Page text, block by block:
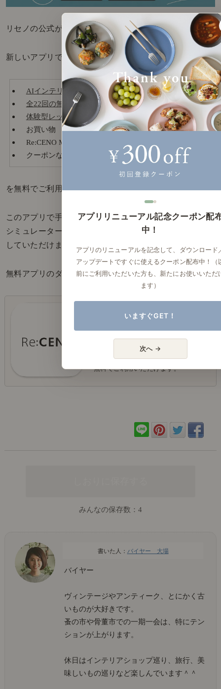
リセノの公式がアプリが新しくなりました！
新しいアプリでは、
AIインテリアシミュレーター（無料）
全22回の無料インテリアレッスン動画（無料）
体験型レッスン
の予約
お買い物
Re:CENO Mag
クーポンなどお得な情報
を無料でご利用いただけます。
このアプリで手軽にインテリアを学んだり、
シミュレーターでお部屋イメージを確かめたり
していただけます。
無料アプリのダウンロードは、以下から
無料でご利用いただけます。
みんなの保存数： 4
バイヤー 大場
バイヤー
ヴィンテージやアンティーク、とにかく古
いものが大好きです。
蚤の市や骨董市での一期一会は、特にテン
ションが上がります。
休日はインテリアショップ巡り、旅行、美
味しいもの巡りなど楽しんでいます＾＾
アプリリニューアル記念クーポン配
中！
アプリのリニューアルを記念して、ダウンロード
アップデートですぐに使えるクーポン配布中！（
前にご利用いただいた方も、新たにお使いいただ
ます）
いますぐGET！
次へ →